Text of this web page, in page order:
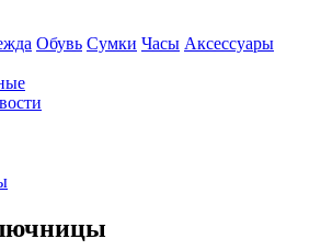
Обувь Сумки Часы Аксессуары